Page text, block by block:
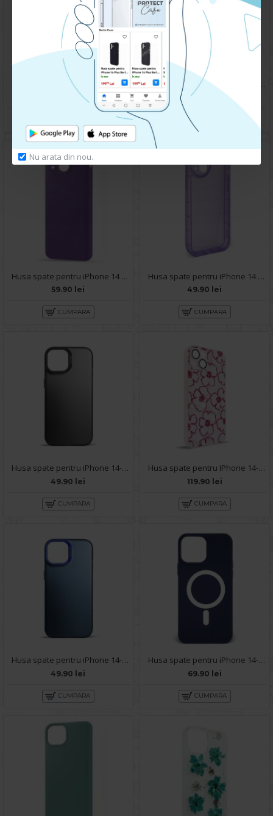
Nu arata din nou.
Husa spate pentru iPhone 14 - Catwalk Case Negru
49.90 lei
Husa spate pentru iPhone 14- Tomo case Visiniu
79.90 lei
Husa spate pentru iPhone 14 - Silicon Line Mov
59.90 lei
CUMPARA
Husa spate pentru iPhone 14 - Round Case Mov
49.90 lei
CUMPARA
Husa spate pentru iPhone 14- Glace case Negru
49.90 lei
CUMPARA
Husa spate pentru IPhone 14- Happy case
119.90 lei
CUMPARA
Husa spate pentru iPhone 14- Glace case Albastru
49.90 lei
CUMPARA
Husa spate pentru iPhone 14- YOTOO Case Albastru
69.90 lei
CUMPARA